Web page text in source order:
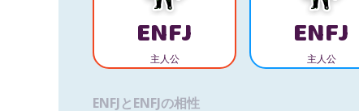
ENFJ
主人公
ENFJ
主人公
ENFJとENFJの相性